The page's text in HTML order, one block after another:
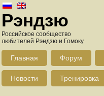
Рэндзю
Российское сообщество
любителей Рэндзю и Гомоку
Главная Форум
Новости Тренировка